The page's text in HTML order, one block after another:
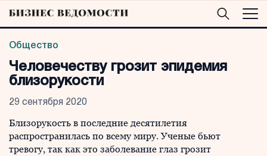
Общество
Человечеству грозит эпидемия
близорукости
29 сентября 2020
Близорукость в последние десятилетия
распространилась по всему миру. Ученые бьют
тревогу, так как это заболевание глаз грозит